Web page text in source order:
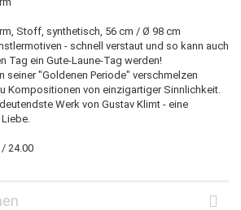
Stoff, synthetisch, 56 cm / Ø 98 cm
- schnell verstaut und so kann auch
Tag ein Gute-Laune-Tag werden!
seiner "Goldenen Periode" verschmelzen
Kompositionen von einzigartiger Sinnlichkeit.
Werk von Gustav Klimt - eine
24.00